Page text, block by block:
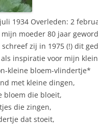
1934 Overleden: 2
mijn moeder 80 jaar
zij in 1975 (!) dit
inspiratie voor mijn
kleine bloem-vlindertje*
met kleine dingen,
bloem die bloeit,
die zingen,
dat stoeit,